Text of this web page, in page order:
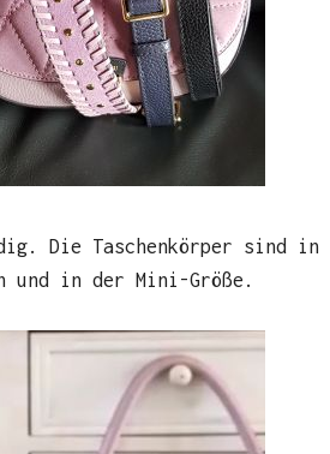
Die Taschenkörper sind in
in der Mini-Größe.